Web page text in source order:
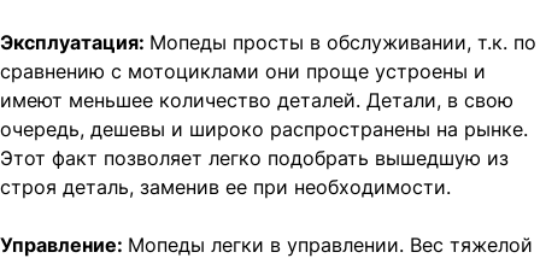
Эксплуатация: Мопеды просты в обслуживании, т.к. по
сравнению с мотоциклами они проще устроены и
имеют меньшее количество деталей. Детали, в свою
очередь, дешевы и широко распространены на рынке.
Этот факт позволяет легко подобрать вышедшую из
строя деталь, заменив ее при необходимости.
Управление: Мопеды легки в управлении. Вес тяжелой